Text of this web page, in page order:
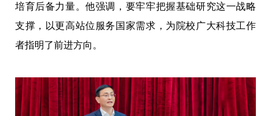
培育后备力量。他强调，要牢牢把握基础研究这一战略
支撑，以更高站位服务国家需求，为院校广大科技工作
者指明了前进方向。